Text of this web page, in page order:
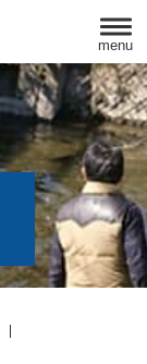
menu